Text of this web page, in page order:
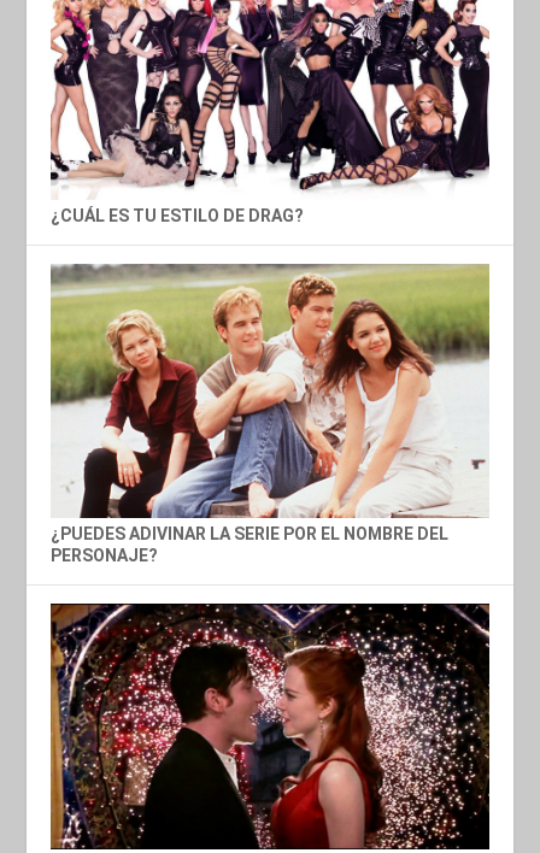
¿CUÁL ES TU ESTILO DE DRAG?
¿PUEDES ADIVINAR LA SERIE POR EL NOMBRE DEL
PERSONAJE?